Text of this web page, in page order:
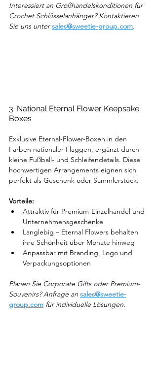
Interessiert an Großhandelskonditionen für
Crochet Schlüsselanhänger? Kontaktieren
Sie uns unter sales@sweetie-group.com.
3. National Eternal Flower Keepsake
Boxes
Exklusive Eternal-Flower-Boxen in den
Farben nationaler Flaggen, ergänzt durch
kleine Fußball- und Schleifendetails. Diese
hochwertigen Arrangements eignen sich
perfekt als Geschenk oder Sammlerstück.
Vorteile:
Attraktiv für Premium-Einzelhandel und
Unternehmensgeschenke
Langlebig – Eternal Flowers behalten
ihre Schönheit über Monate hinweg
Anpassbar mit Branding, Logo und
Verpackungsoptionen
Planen Sie Corporate Gifts oder Premium-
Souvenirs? Anfrage an sales@sweetie-
group.com für individuelle Lösungen.